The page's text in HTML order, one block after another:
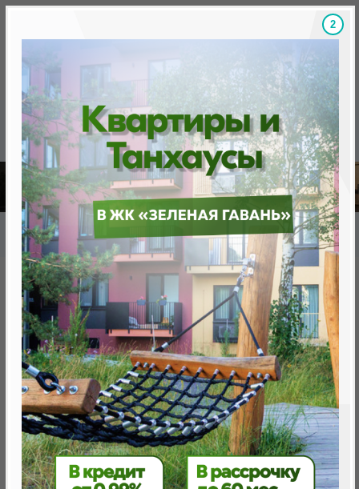
Скидки на новостройки, бонусы Готовые
Главная База новостроек Минска «Минск Мир»
29.1 "Копенгаген", квартал "Северная Европа"
29.1 "Копенгаген", квартал
"Северная Европа"
нет в продаже
Минск, Октябрьский, ул. Аэродромная
метро «Ковальская Слобода», 566 м
1